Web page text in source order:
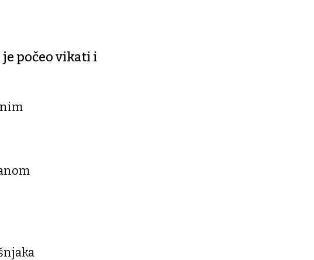
počeo vikati i